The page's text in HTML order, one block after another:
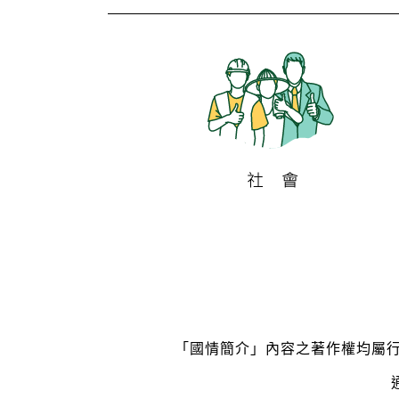
「國情簡介」內容之著作權均